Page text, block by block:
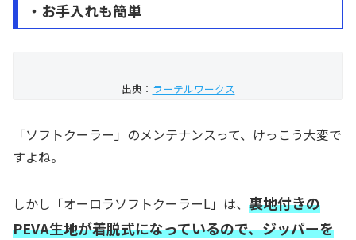
・お手入れも簡単
出典： ラーテルワークス
「ソフトクーラー」のメンテナンスって、けっこう大変で
すよね。
しかし「オーロラソフトクーラーL」は、 裏地付きの
PEVA生地が着脱式になっているので、ジッパーを